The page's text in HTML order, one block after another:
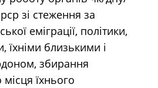
зі стеження за
еміграції, політики,
їхніми близькими і
збирання
їхнього